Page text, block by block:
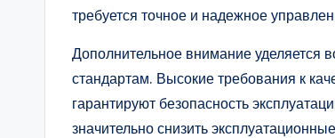
требуется точное и надежное
Дополнительное внимание уделяется
стандартам. Высокие требования к
гарантируют безопасность
значительно снизить